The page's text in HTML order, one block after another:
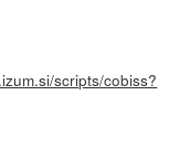
scripts/cobiss?